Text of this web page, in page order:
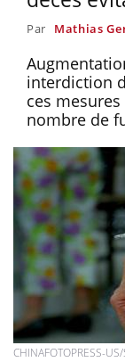
Par Mathias
interdiction
ces
nombre de
CHINAFOTOPRESS-